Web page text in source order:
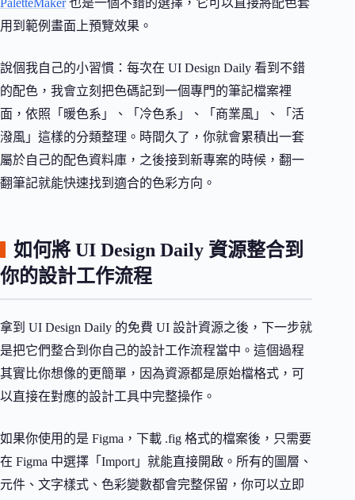
用到範例畫面上預覽效果。
說個我自己的小習慣：每次在 UI Design Daily 看到不錯
的配色，我會立刻把色碼記到一個專門的筆記檔案裡
面，依照「暖色系」、「冷色系」、「商業風」、「活
潑風」這樣的分類整理。時間久了，你就會累積出一套
屬於自己的配色資料庫，之後接到新專案的時候，翻一
翻筆記就能快速找到適合的色彩方向。
如何將 UI Design Daily 資源整合到
你的設計工作流程
拿到 UI Design Daily 的免費 UI 設計資源之後，下一步就
是把它們整合到你自己的設計工作流程當中。這個過程
其實比你想像的更簡單，因為資源都是原始檔格式，可
以直接在對應的設計工具中完整操作。
如果你使用的是 Figma，下載 .fig 格式的檔案後，只需要
在 Figma 中選擇「Import」就能直接開啟。所有的圖層、
元件、文字樣式、色彩變數都會完整保留，你可以立即